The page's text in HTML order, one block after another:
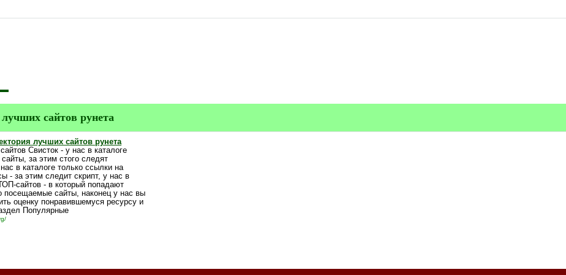
сайтов рунета
лучших сайтов рунета
Свисток - у нас в каталоге
за этим стого следят
в каталоге только ссылки на
- за этим следит скрипт, у нас в
сайтов - в который попадают
посещаемые сайты, наконец у нас вы
оценку понравившемуся ресурсу и
Популярные